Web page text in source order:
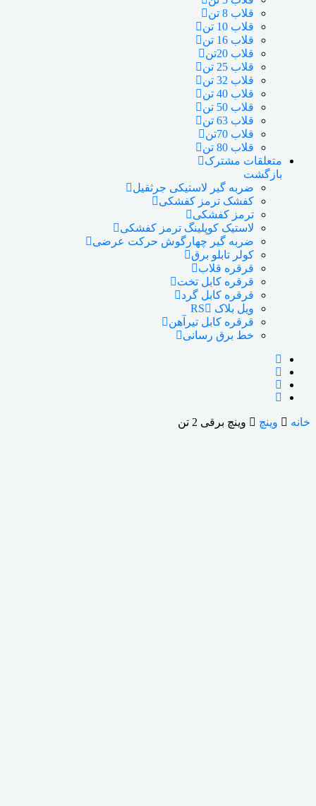
قلاب 8 تن
قلاب 10 تن
قلاب 16 تن
قلاب 20تن
قلاب 25 تن
قلاب 32 تن
قلاب 40 تن
قلاب 50 تن
قلاب 63 تن
قلاب 70تن
قلاب 80 تن
متعلقات مشترک
بازگشت
ضربه گیر لاستیکی جرثقیل
کفشک ترمز کفشکی
ترمز کفشکی
لاستیک کوپلینگ ترمز کفشکی
ضربه گیر چهارگوش حرکت عرضی
کولر تابلو برق
قرقره قلاب
قرقره کابل تخت
قرقره کابل گرد
ویل بلاک RS
قرقره کابل تیرآهن
خط برق رسانی
خانه وینچ وینچ برقی 2 تن